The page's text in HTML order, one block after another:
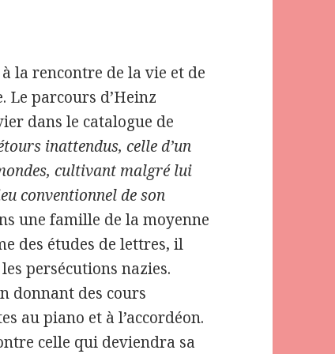
la rencontre de la vie et de
Le parcours d’Heinz
dans le catalogue de
inattendus, celle d’un
cultivant malgré lui
conventionnel de son
une famille de la moyenne
des études de lettres, il
persécutions nazies.
donnant des cours
au piano et à l’accordéon.
celle qui deviendra sa